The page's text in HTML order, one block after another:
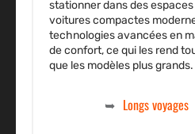
stationner dans des
voitures compactes
technologies avancées en
de confort, ce qui les rend
que les modèles plus grands.
Longs voyages